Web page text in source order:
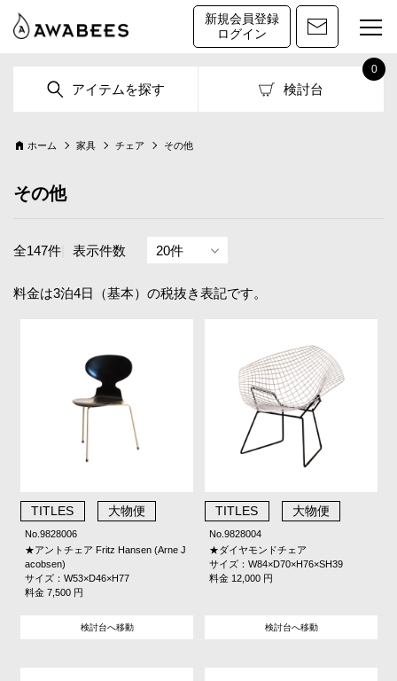
新規会員登録
ログイン
アイテムを探す 検討台
0
ホーム 家具 チェア その他
その他
全147件 表示件数
料金は3泊4日（基本）の税抜き表記です。
TITLES 大物便
No.9828006
★アントチェア Fritz Hansen (Arne J
acobsen)
サイズ：W53×D46×H77
料金 7,500 円
検討台へ移動
TITLES 大物便
No.9828004
★ダイヤモンドチェア
サイズ：W84×D70×H76×SH39
料金 12,000 円
検討台へ移動